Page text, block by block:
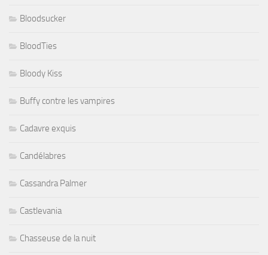
Bloodsucker
BloodTies
Bloody Kiss
Buffy contre les vampires
Cadavre exquis
Candélabres
Cassandra Palmer
Castlevania
Chasseuse de la nuit